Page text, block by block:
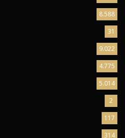
8.588
31
9.022
4.775
5.014
2
117
314